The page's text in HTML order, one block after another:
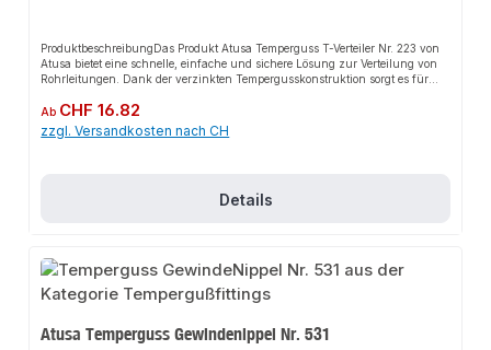
ProduktbeschreibungDas Produkt Atusa Temperguss T-Verteiler Nr. 223 von
Atusa bietet eine schnelle, einfache und sichere Lösung zur Verteilung von
Rohrleitungen. Dank der verzinkten Tempergusskonstruktion sorgt es für
gewerbliche Anwendungen an. Das robuste Design und die einfache
Montage machen dieses Produkt zu einer zuverlässigen Wahl für jede
Installation.EigenschaftenMaterial: Temperguss, schwarzT-VerteilerDVGW
AtusaModell: Temperguss T-Verteiler Nr. 223Zertifizierung: DVGWNorm:
Regulärer Preis:
Ab CHF 16.82
zzgl. Versandkosten nach CH
Details
Atusa Temperguss Gewindenippel Nr. 531